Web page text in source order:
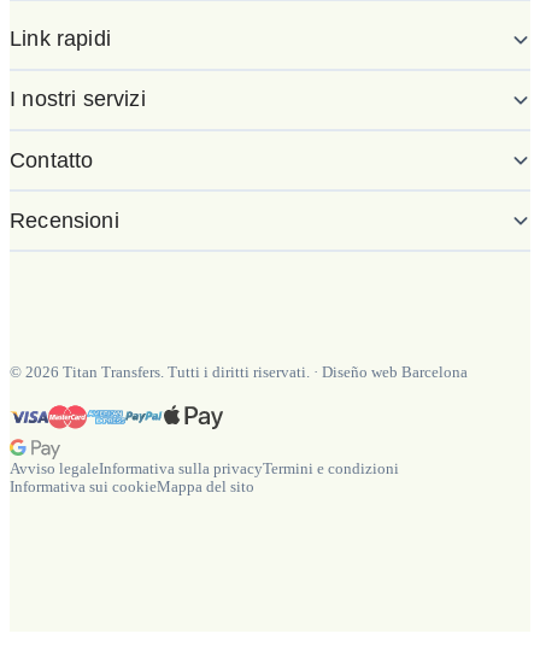
Link rapidi
I nostri servizi
Contatto
Recensioni
© 2026 Titan Transfers. Tutti i diritti riservati. · Diseño web Barcelona
Avviso legaleInformativa sulla privacyTermini e condizioni
Informativa sui cookieMappa del sito